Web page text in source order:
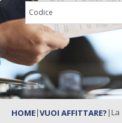
HOME|VUOI AFFITTARE? |